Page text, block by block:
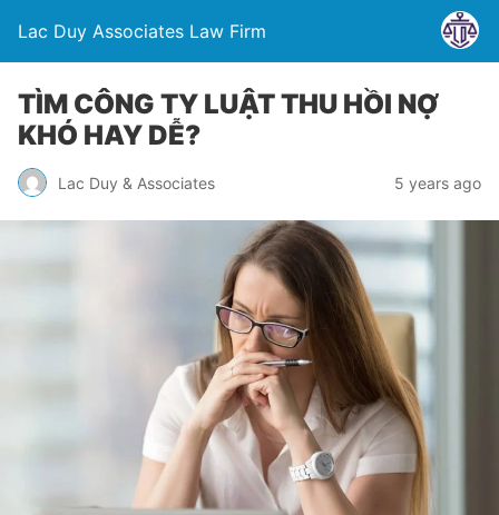
Lac Duy Associates Law Firm
TÌM CÔNG TY LUẬT THU HỒI NỢ
KHÓ HAY DỄ?
Lac Duy & Associates 5 years ago